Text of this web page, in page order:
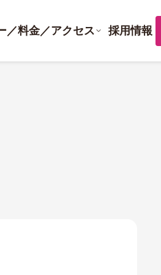
／料金／アクセス 採用情報